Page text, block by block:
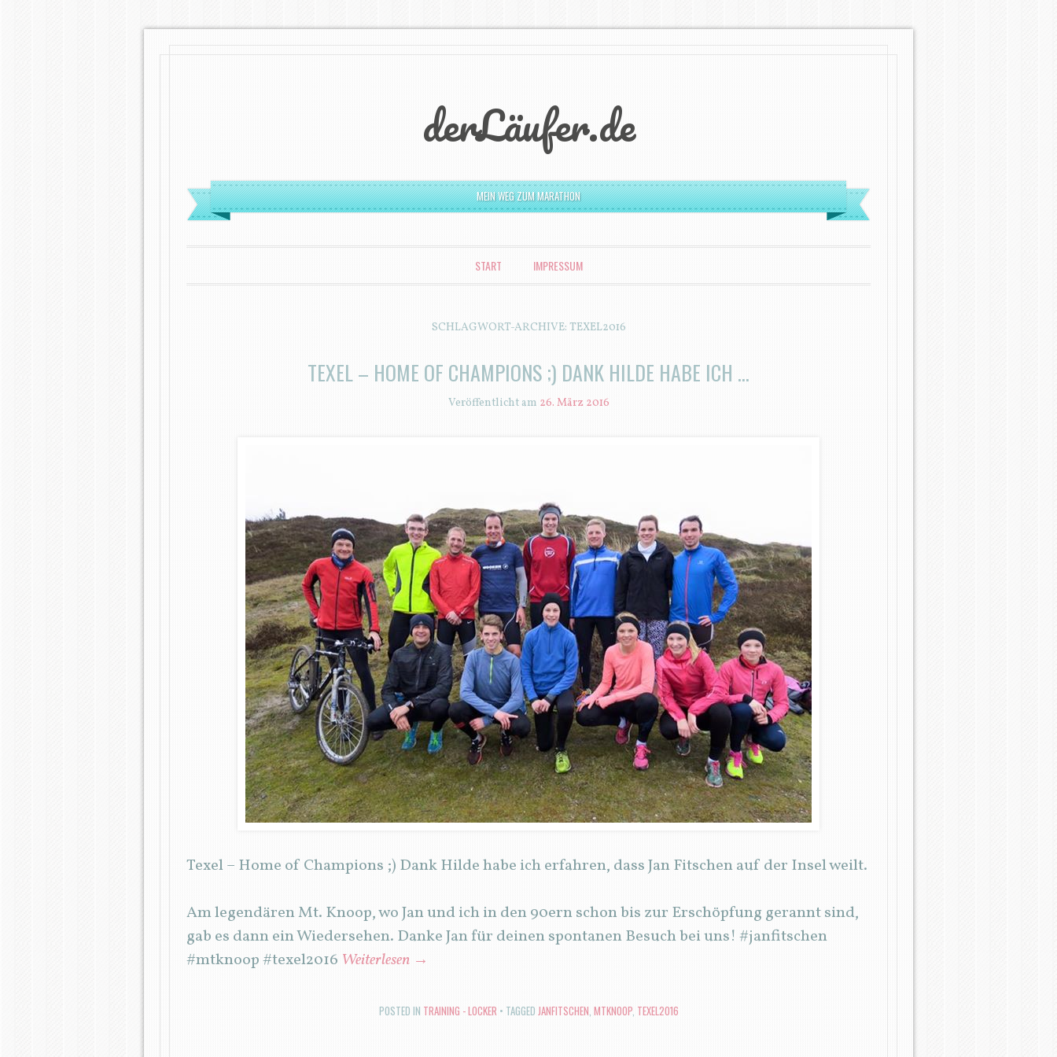
derLäufer.de
MEIN WEG ZUM MARATHON
START IMPRESSUM
SCHLAGWORT-ARCHIVE: TEXEL2016
TEXEL – HOME OF CHAMPIONS ;) DANK HILDE HABE ICH …
Veröffentlicht am 26. März 2016
Texel – Home of Champions ;) Dank Hilde habe ich erfahren, dass Jan Fitschen auf der Insel weilt.
Am legendären Mt. Knoop, wo Jan und ich in den 90ern schon bis zur Erschöpfung gerannt sind,
gab es dann ein Wiedersehen. Danke Jan für deinen spontanen Besuch bei uns! #janfitschen
#mtknoop #texel2016 Weiterlesen →
POSTED IN TRAINING - LOCKER TAGGED JANFITSCHEN, MTKNOOP, TEXEL2016